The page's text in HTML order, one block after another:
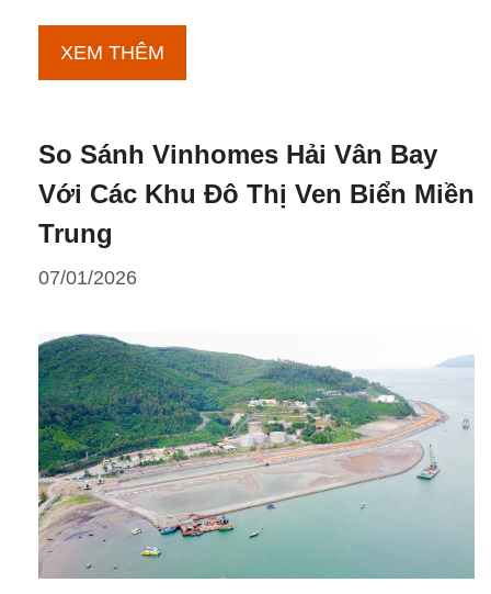
XEM THÊM
Độ
1/2026
Vinhomes
Chi
Tiết
Từ
Công
Trường
So Sánh Vinhomes Hải Vân Bay
Với Các Khu Đô Thị Ven Biển Miền
Trung
07/01/2026